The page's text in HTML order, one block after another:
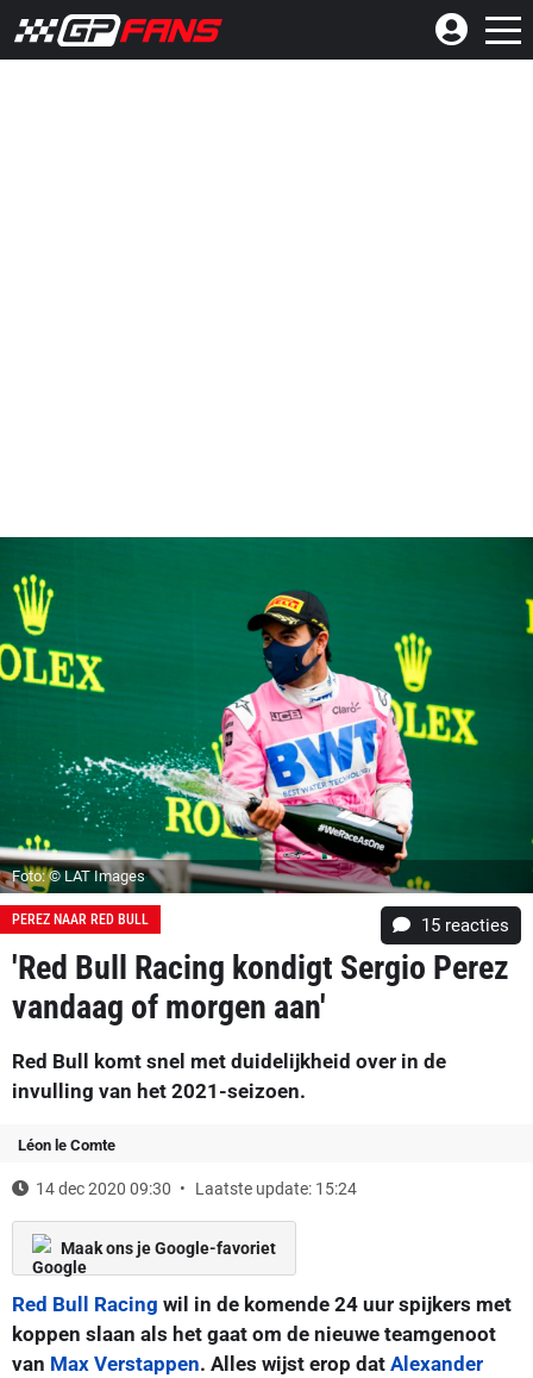
Foto: © LAT Images
PEREZ NAAR RED BULL 15 reacties
'Red Bull Racing kondigt Sergio Perez
vandaag of morgen aan'
Red Bull komt snel met duidelijkheid over in de
invulling van het 2021-seizoen.
Léon le Comte
14 dec 2020 09:30 Laatste update: 15:24
Maak ons je Google-favoriet
Red Bull Racing wil in de komende 24 uur spijkers met
koppen slaan als het gaat om de nieuwe teamgenoot
van Max Verstappen. Alles wijst erop dat Alexander